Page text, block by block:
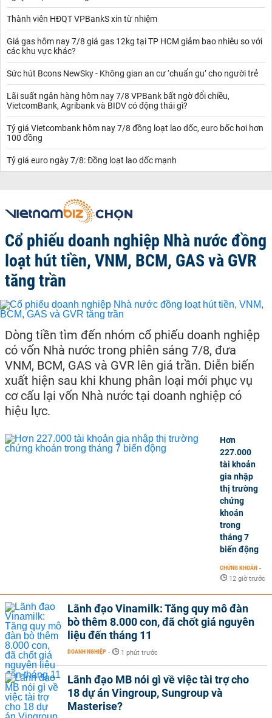
Thành viên HĐQT VPBankS xin từ nhiệm
Giá gas hôm nay 7/8 giá gas 12kg tại TP HCM giảm bao nhiêu so với
các khu vực khác?
Sức hút Bcons NewSky - Không gian an cư ‘chuẩn gu’ cho người trẻ
Lãi suất ngân hàng hôm nay 7/8 VPBank bất ngờ đổi chiều,
VietcomBank, Agribank và BIDV có động thái gì?
Tỷ giá Vietcombank hôm nay 7/8 đồng loạt lao dốc, euro bốc hơi hơn
100 đồng
Tỷ giá euro ngày 7/8: Đồng loạt lao dốc mạnh
Cổ phiếu doanh nghiệp Nhà nước đồng
loạt hút tiền, VNM, BCM, GAS và GVR
tăng trần
Dòng tiền tìm đến nhóm cổ phiếu doanh nghiệp
có vốn Nhà nước trong phiên sáng 7/8, đưa
VNM, BCM, GAS và GVR lên giá trần. Diễn biến
xuất hiện sau khi khung phân loại mới phục vụ
cơ cấu lại vốn Nhà nước tại doanh nghiệp có
hiệu lực.
Hơn
227.000
tài khoản
gia nhập
thị trường
chứng
khoán
trong
tháng 7
biến động
CHỨNG KHOÁN -
12 giờ trước
Lãnh đạo Vinamilk: Tăng quy mô đàn
bò thêm 8.000 con, đã chốt giá nguyên
liệu đến tháng 11
DOANH NGHIỆP - 1 phút trước
Lãnh đạo MB nói gì về việc tài trợ cho
18 dự án Vingroup, Sungroup và
Masterise?